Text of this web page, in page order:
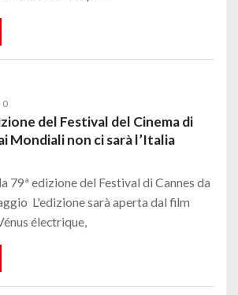
0
del Festival del Cinema di
Mondiali non ci sarà l’Italia
79ª edizione del Festival di Cannes da
L'edizione sarà aperta dal film
électrique,